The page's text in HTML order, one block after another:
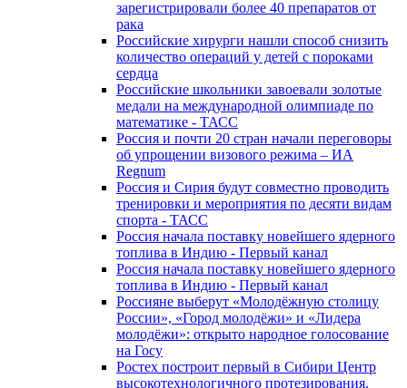
зарегистрировали более 40 препаратов от
рака
Российские хирурги нашли способ снизить
количество операций у детей с пороками
сердца
Российские школьники завоевали золотые
медали на международной олимпиаде по
математике - ТАСС
Россия и почти 20 стран начали переговоры
об упрощении визового режима – ИА
Regnum
Россия и Сирия будут совместно проводить
тренировки и мероприятия по десяти видам
спорта - ТАСС
Россия начала поставку новейшего ядерного
топлива в Индию - Первый канал
Россия начала поставку новейшего ядерного
топлива в Индию - Первый канал
Россияне выберут «Молодёжную столицу
России», «Город молодёжи» и «Лидера
молодёжи»: открыто народное голосование
на Госу
Ростех построит первый в Сибири Центр
высокотехнологичного протезирования.